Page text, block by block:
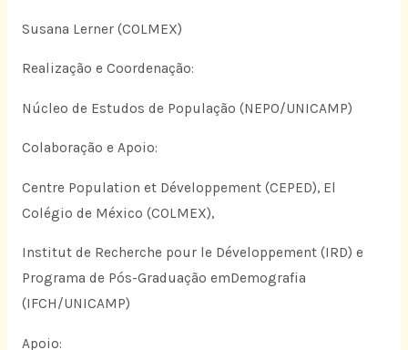
Susana Lerner (COLMEX)
Realização e Coordenação:
Núcleo de Estudos de População (NEPO/UNICAMP)
Colaboração e Apoio:
Centre Population et Développement (CEPED), El
Colégio de México (COLMEX),
Institut de Recherche pour le Développement (IRD) e
Programa de Pós-Graduação emDemografia
(IFCH/UNICAMP)
Apoio: